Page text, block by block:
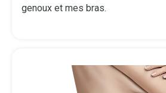
genoux et mes bras.